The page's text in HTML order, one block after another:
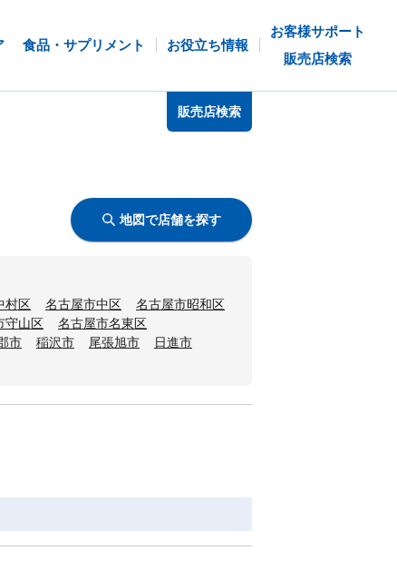
食品・サプリメント お役立ち情報
お客様サポート
販売店検索
販売店検索
地図で店舗を探す
村区 名古屋市中区
名古屋市昭和区
守山区
名古屋市名東区
市 稲沢市 尾張旭市
日進市